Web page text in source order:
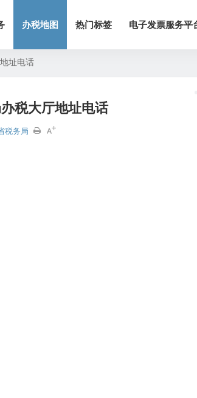
办税地图 热门标签 电子发票服务平
址电话
税大厅地址电话
税务局